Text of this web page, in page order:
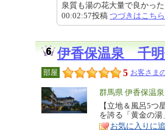
泉質も湯の花大量で良かっ
00:02:57投稿 つづきはこちら
伊香保温泉 千明
部屋 5 お客さま
エ
リ
ア
群馬県 伊香保温
特
徴
【立地＆風呂5
を誇る「黄金の
お気に入りに